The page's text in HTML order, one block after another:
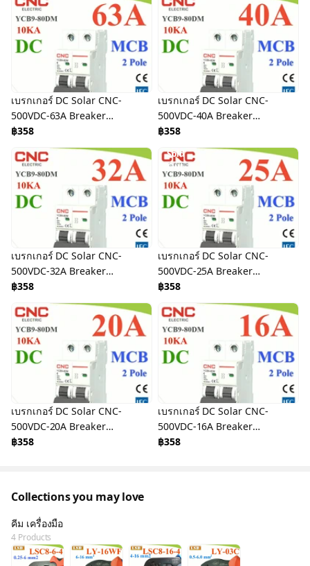
เบรกเกอร์ DC Solar CNC-
500VDC-63A Breaker
Solar DC
฿358
เบรกเกอร์ DC Solar CNC-
500VDC-40A Breaker
Solar DC
฿358
เบรกเกอร์ DC Solar CNC-
500VDC-32A Breaker
Solar DC
฿358
Sold
Out
เบรกเกอร์ DC Solar CNC-
500VDC-25A Breaker
Solar DC
฿358
เบรกเกอร์ DC Solar CNC-
500VDC-20A Breaker
Solar DC
฿358
เบรกเกอร์ DC Solar CNC-
500VDC-16A Breaker
Solar DC
฿358
Collections you may love
คีม เครื่องมือ
4 Products